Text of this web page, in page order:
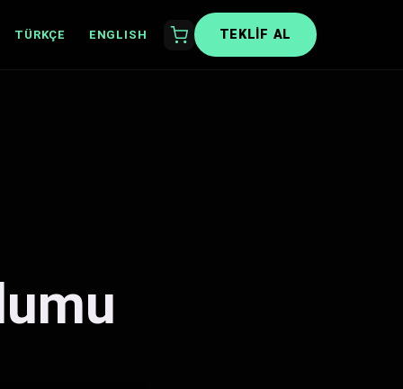
TÜRKÇE ENGLISH TEKLIF AL